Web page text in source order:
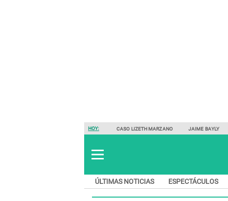
HOY: CASO LIZETH MARZANO JAIME BAYLY
ÚLTIMAS NOTICIAS ESPECTÁCULOS